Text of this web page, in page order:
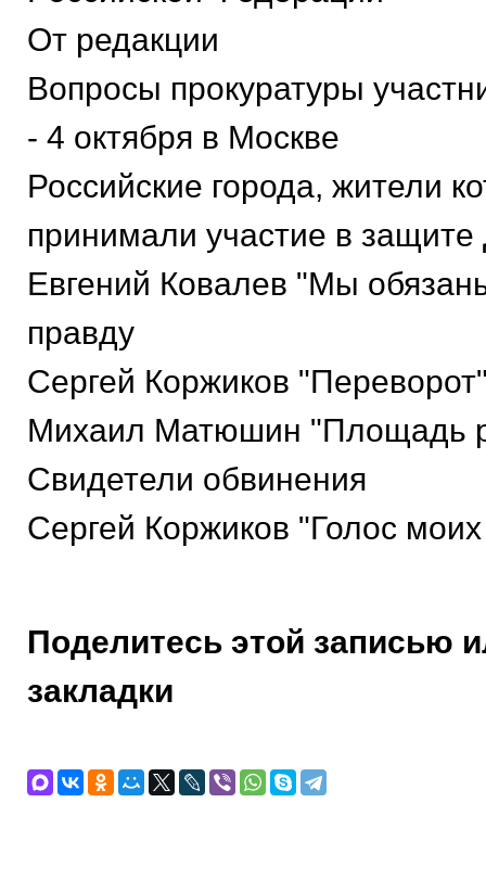
От редакции
Вопросы прокуратуры
- 4 октября в Москве
Российские города, жители
принимали участие в
Евгений Ковалев "Мы
правду
Сергей Коржиков
Михаил Матюшин "Площадь
Свидетели обвинения
Сергей Коржиков "Голос
Поделитесь этой записью
закладки